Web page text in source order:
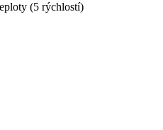
(5 rýchlostí)